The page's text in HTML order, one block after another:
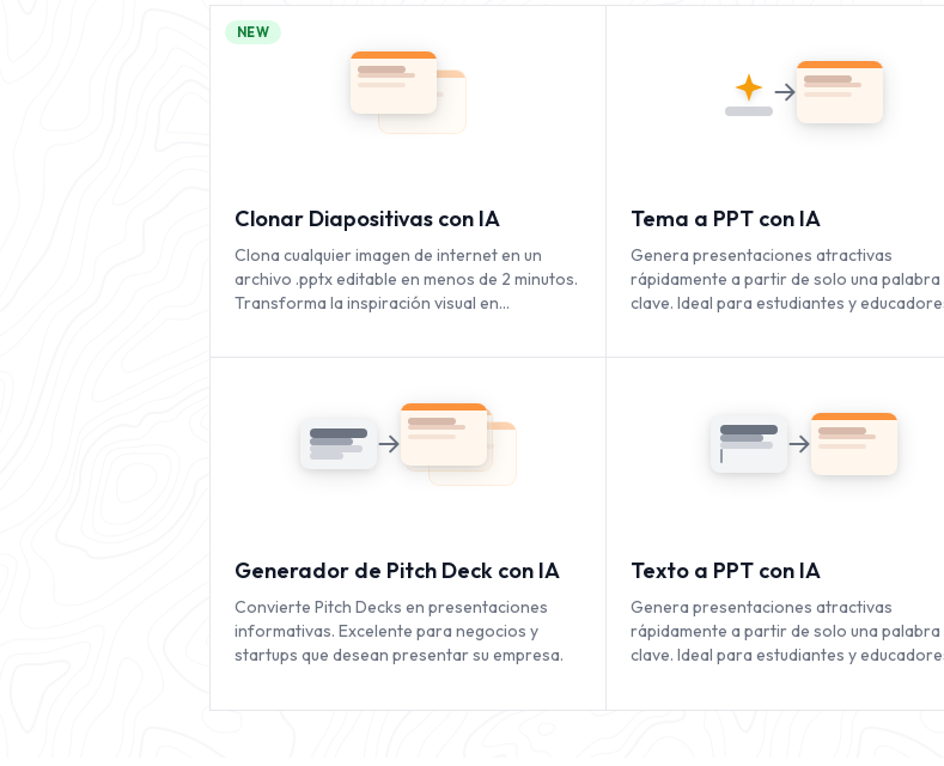
Clonar Diapositivas con IA
Clona cualquier imagen de internet en un
archivo .pptx editable en menos de 2 minutos.
Transforma la inspiración visual en
NEW
Tema a PPT con IA
Genera presentaciones atractivas
rápidamente a partir de solo una palabra
clave. Ideal para estudiantes y
Generador de Pitch Deck con IA
Convierte Pitch Decks en presentaciones
informativas. Excelente para negocios y
startups que desean presentar su empresa.
Texto a PPT con IA
Genera presentaciones atractivas
rápidamente a partir de solo una palabra
clave. Ideal para estudiantes y